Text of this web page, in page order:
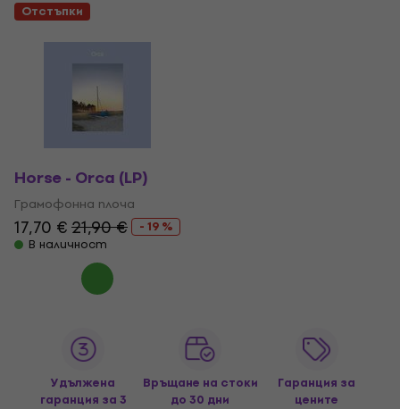
Отстъпки
Horse - Orca (LP)
Грамофонна плоча
17,70 €21,90 €
- 19 %
В наличност
Удължена
гаранция за 3
Връщане на стоки
до 30 дни
Гаранция за
цените